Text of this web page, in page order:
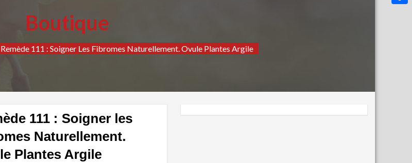
Boutique
Remède 111 : Soigner Les Fibromes Naturellement. Ovule Plantes Argile
111 : Soigner les
Naturellement.
Plantes Argile